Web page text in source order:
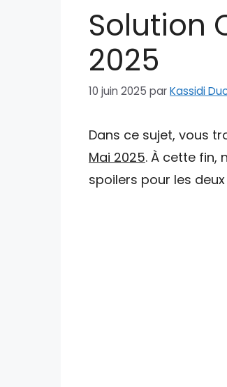
Solution
2025
10 juin 2025 parKassidi
Dans ce sujet, vous
Mai 2025. À cette fin,
spoilers pour les